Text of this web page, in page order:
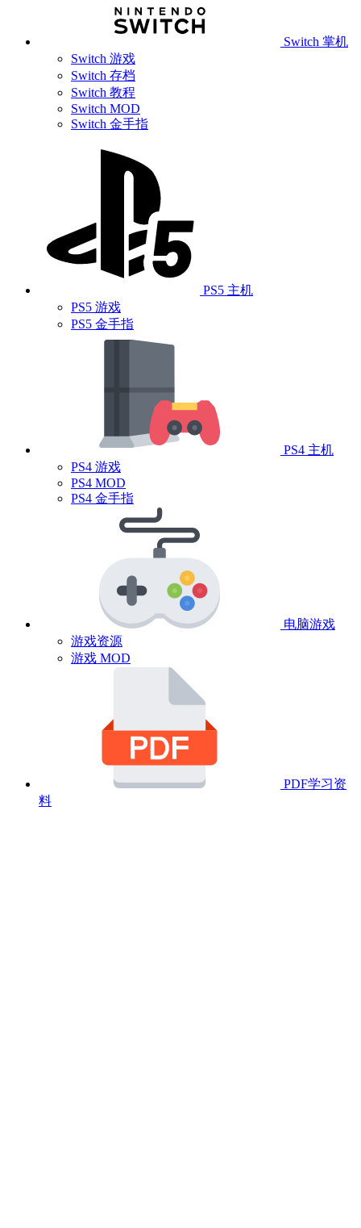
Switch 掌机
Switch 游戏
Switch 存档
Switch 教程
Switch MOD
Switch 金手指
PS5 主机
PS5 游戏
PS5 金手指
PS4 主机
PS4 游戏
PS4 MOD
PS4 金手指
电脑游戏
游戏资源
游戏 MOD
PDF学习资
料